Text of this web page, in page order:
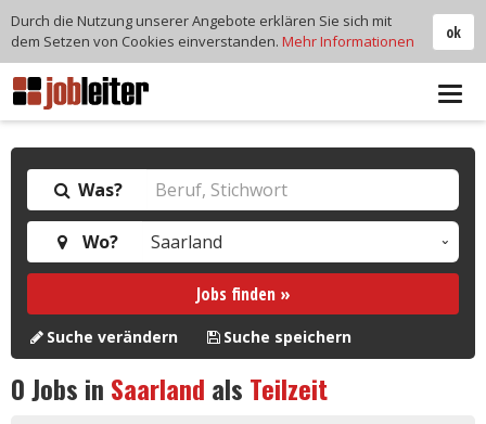
Was?
Wo?
Jobs finden »
Suche verändern Suche speichern
0Jobs in Saarland als Teilzeit
ok
Durch die Nutzung unserer Angebote erklären Sie sich mit
dem Setzen von Cookies einverstanden. Mehr Informationen